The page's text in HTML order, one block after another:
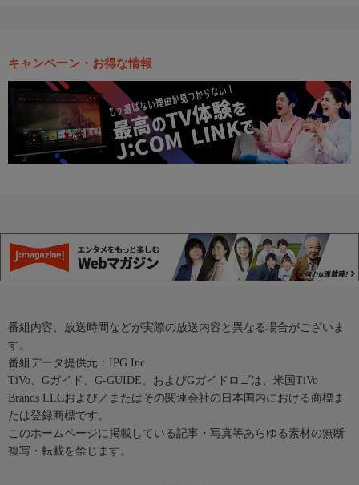
キャンペーン・お得な情報
番組内容、放送時間などが実際の放送内容と異なる場合がございま
す。
番組データ提供元：IPG Inc.
TiVo、Gガイド、G-GUIDE、およびGガイドロゴは、米国TiVo
Brands LLCおよび／またはその関連会社の日本国内における商標ま
たは登録商標です。
このホームページに掲載している記事・写真等あらゆる素材の無断
複写・転載を禁じます。